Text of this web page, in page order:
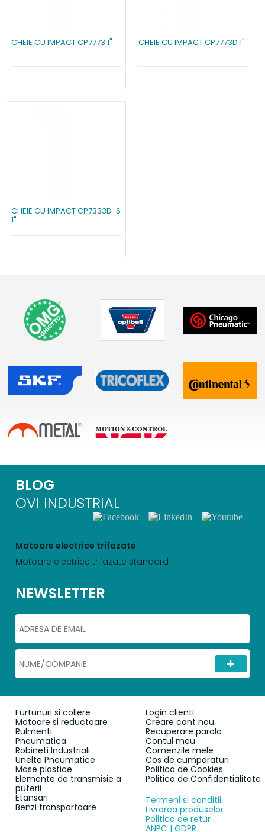
CHEIE CU IMPACT CP7773 1" CHEIE CU IMPACT CP7773D 1"
CHEIE CU IMPACT CP7333D-6
1"
BLOG
OVI INDUSTRIAL
Motoare electrice trifazate
Motoare electrice trifazate standard
NEWSLETTER
Furtunuri si coliere
Motoare si reductoare
Rulmenti
Pneumatica
Robineti Industriali
Unelte Pneumatice
Mase plastice
Elemente de transmisie a
puterii
Etansari
Benzi transportoare
Login clienti
Creare cont nou
Recuperare parola
Contul meu
Comenzile mele
Cos de cumparaturi
Politica de Cookies
Politica de Confidentialitate
Termeni si conditii
Livrarea produselor
Politica de retur
ANPC | GDPR